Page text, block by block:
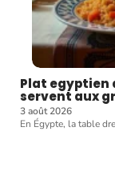
Plat egyptien
servent aux
3 août 2026
En Égypte, la table